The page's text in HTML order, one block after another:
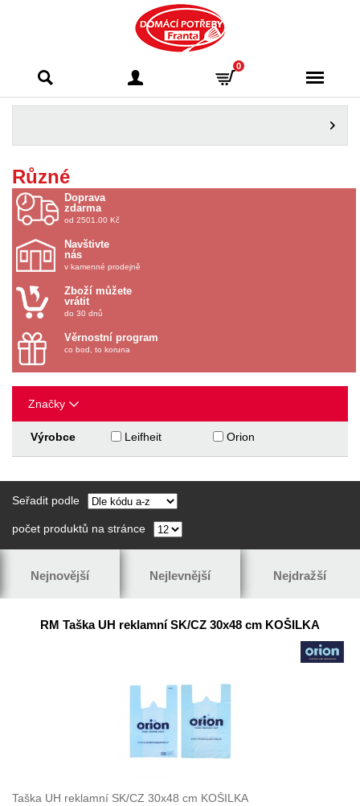
Franta - Příbram
0
Různé
Doprava
zdarma
od 2501.00 Kč
Navštivte
nás
v kamenné prodejně
Zboží můžete
vrátit
do 30 dnů
Věrnostní program
co bod, to koruna
Značky
Výrobce Leifheit Orion
Seřadit podle
počet produktů na stránce
Nejnovější Nejlevnější Nejdražší
RM Taška UH reklamní SK/CZ 30x48 cm KOŠILKA
Taška UH reklamní SK/CZ 30x48 cm KOŠILKA